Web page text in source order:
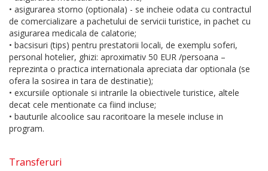
• asigurarea storno (optionala) - se incheie odata cu contractul
de comercializare a pachetului de servicii turistice, in pachet cu
asigurarea medicala de calatorie;
• bacsisuri (tips) pentru prestatorii locali, de exemplu soferi,
personal hotelier, ghizi: aproximativ 50 EUR /persoana –
reprezinta o practica internationala apreciata dar optionala (se
ofera la sosirea in tara de destinatie);
• excursiile optionale si intrarile la obiectivele turistice, altele
decat cele mentionate ca fiind incluse;
• bauturile alcoolice sau racoritoare la mesele incluse in
program.
Transferuri